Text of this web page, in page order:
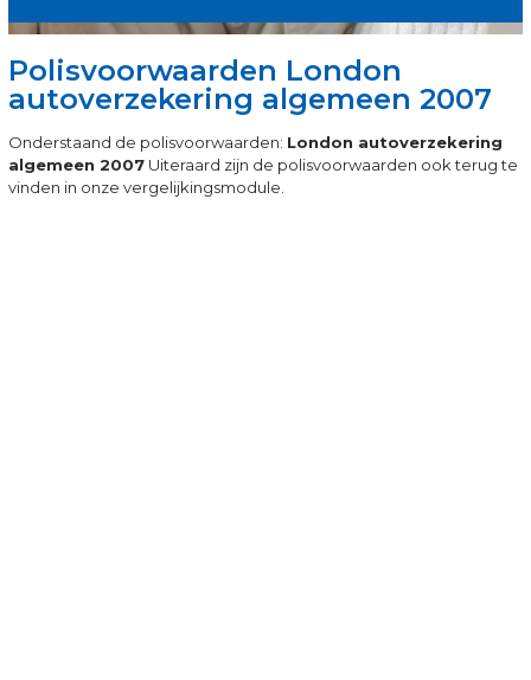
Polisvoorwaarden London
autoverzekering algemeen 2007
Onderstaand de polisvoorwaarden: London autoverzekering
algemeen 2007 Uiteraard zijn de polisvoorwaarden ook terug te
vinden in onze vergelijkingsmodule.